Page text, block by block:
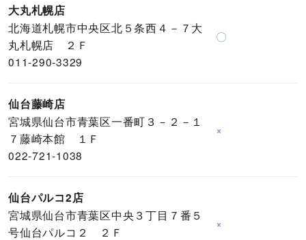
大丸札幌店
北海道札幌市中央区北５条西４－７大
丸札幌店 ２Ｆ
011-290-3329
〇
仙台藤崎店
宮城県仙台市青葉区一番町３－２－１
７藤崎本館 １Ｆ
022-721-1038
×
仙台パルコ2店
宮城県仙台市青葉区中央３丁目７番５
号仙台パルコ２ ２Ｆ
×